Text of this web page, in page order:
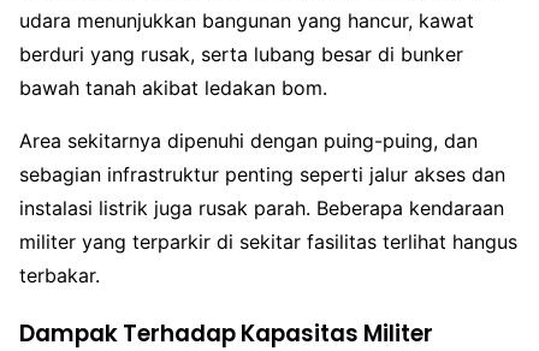
udara menunjukkan bangunan yang hancur, kawat
berduri yang rusak, serta lubang besar di bunker
bawah tanah akibat ledakan bom.
Area sekitarnya dipenuhi dengan puing-puing, dan
sebagian infrastruktur penting seperti jalur akses dan
instalasi listrik juga rusak parah. Beberapa kendaraan
militer yang terparkir di sekitar fasilitas terlihat hangus
terbakar.
Dampak Terhadap Kapasitas Militer